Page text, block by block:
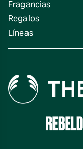
Fragancias
Regalos
Líneas